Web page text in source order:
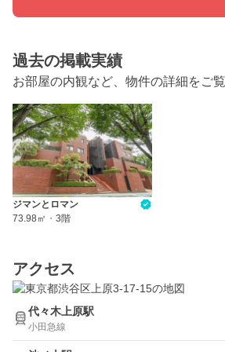
過去の掲載実績
お部屋の内観など、物件の詳細をご
ジマンとロマン
73.98㎡ ・ 3階
アクセス
代々木上原駅
小田急線